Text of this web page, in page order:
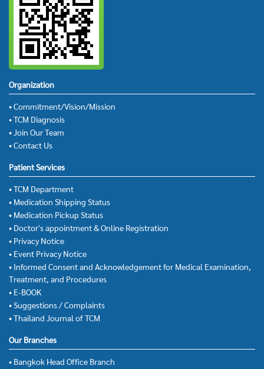
Organization
• Commitment/Vision/Mission
• TCM Diagnosis
• Join Our Team
• Contact Us
Patient Services
• TCM Department
• Medication Shipping Status
• Medication Pickup Status
• Doctor's appointment & Online Registration
• Privacy Notice
• Event Privacy Notice
• Informed Consent and Acknowledgement for Medical Examination,
Treatment, and Procedures
• E-BOOK
• Suggestions / Complaints
• Thailand Journal of TCM
Our Branches
• Bangkok Head Office Branch